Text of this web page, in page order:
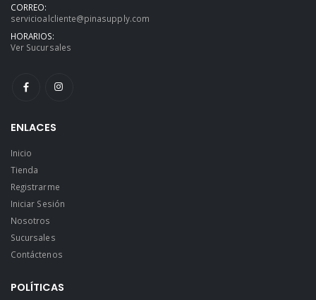
CORREO:
servicioalcliente@pinasupply.com
HORARIOS:
Ver Sucursales
ENLACES
Inicio
Tienda
Registrarme
Iniciar Sesión
Nosotros
Sucursales
Contáctenos
POLÍTICAS